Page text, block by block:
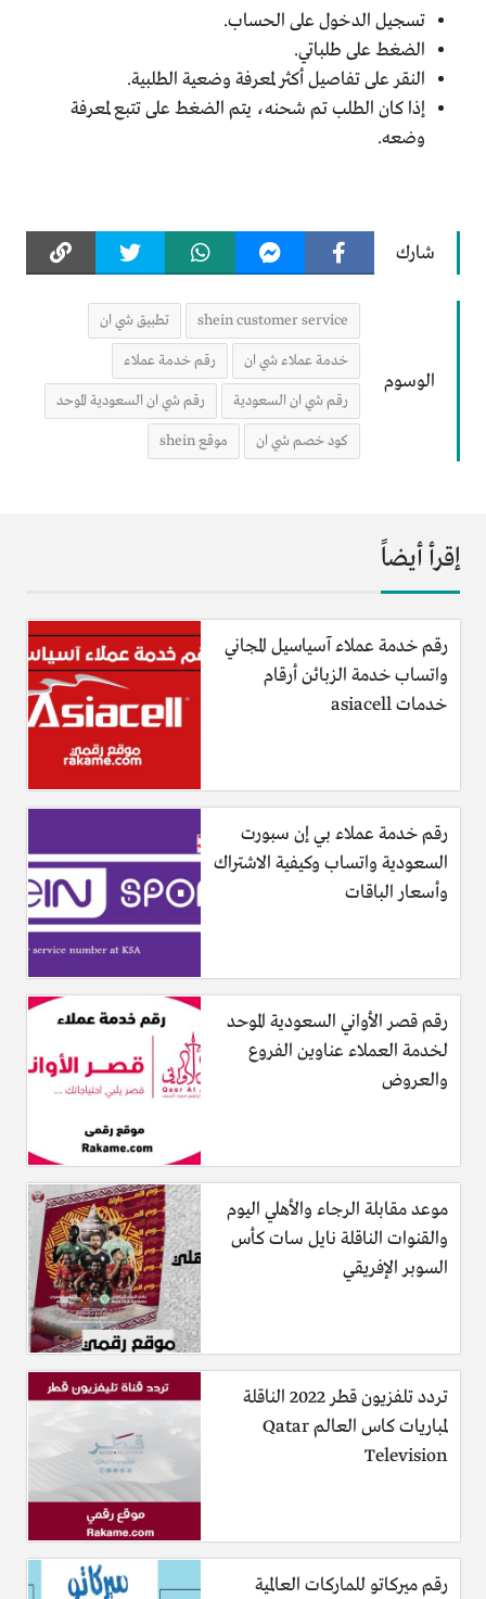
تسجيل الدخول على الحساب.
الضغط على طلباتي.
النقر على تفاصيل أكثر لمعرفة وضعية الطلبية.
إذا كان الطلب تم شحنه، يتم الضغط على تتبع لمعرفة
وضعه.
شارك
الوسوم
shein customer service تطبيق شي ان
خدمة عملاء شي ان رقم خدمة عملاء
رقم شي ان السعودية رقم شي ان السعودية الموحد
كود خصم شي ان موقع shein
إقرأ أيضاً
رقم خدمة عملاء آسياسيل المجاني
واتساب خدمة الزبائن أرقام
خدمات asiacell
رقم خدمة عملاء بي إن سبورت
السعودية واتساب وكيفية الاشتراك
وأسعار الباقات
رقم قصر الأواني السعودية الموحد
لخدمة العملاء عناوين الفروع
والعروض
موعد مقابلة الرجاء والأهلي اليوم
والقنوات الناقلة نايل سات كأس
السوبر الإفريقي
تردد تلفزيون قطر 2022 الناقلة
لمباريات كاس العالم Qatar
Television
رقم ميركاتو للماركات العالمية